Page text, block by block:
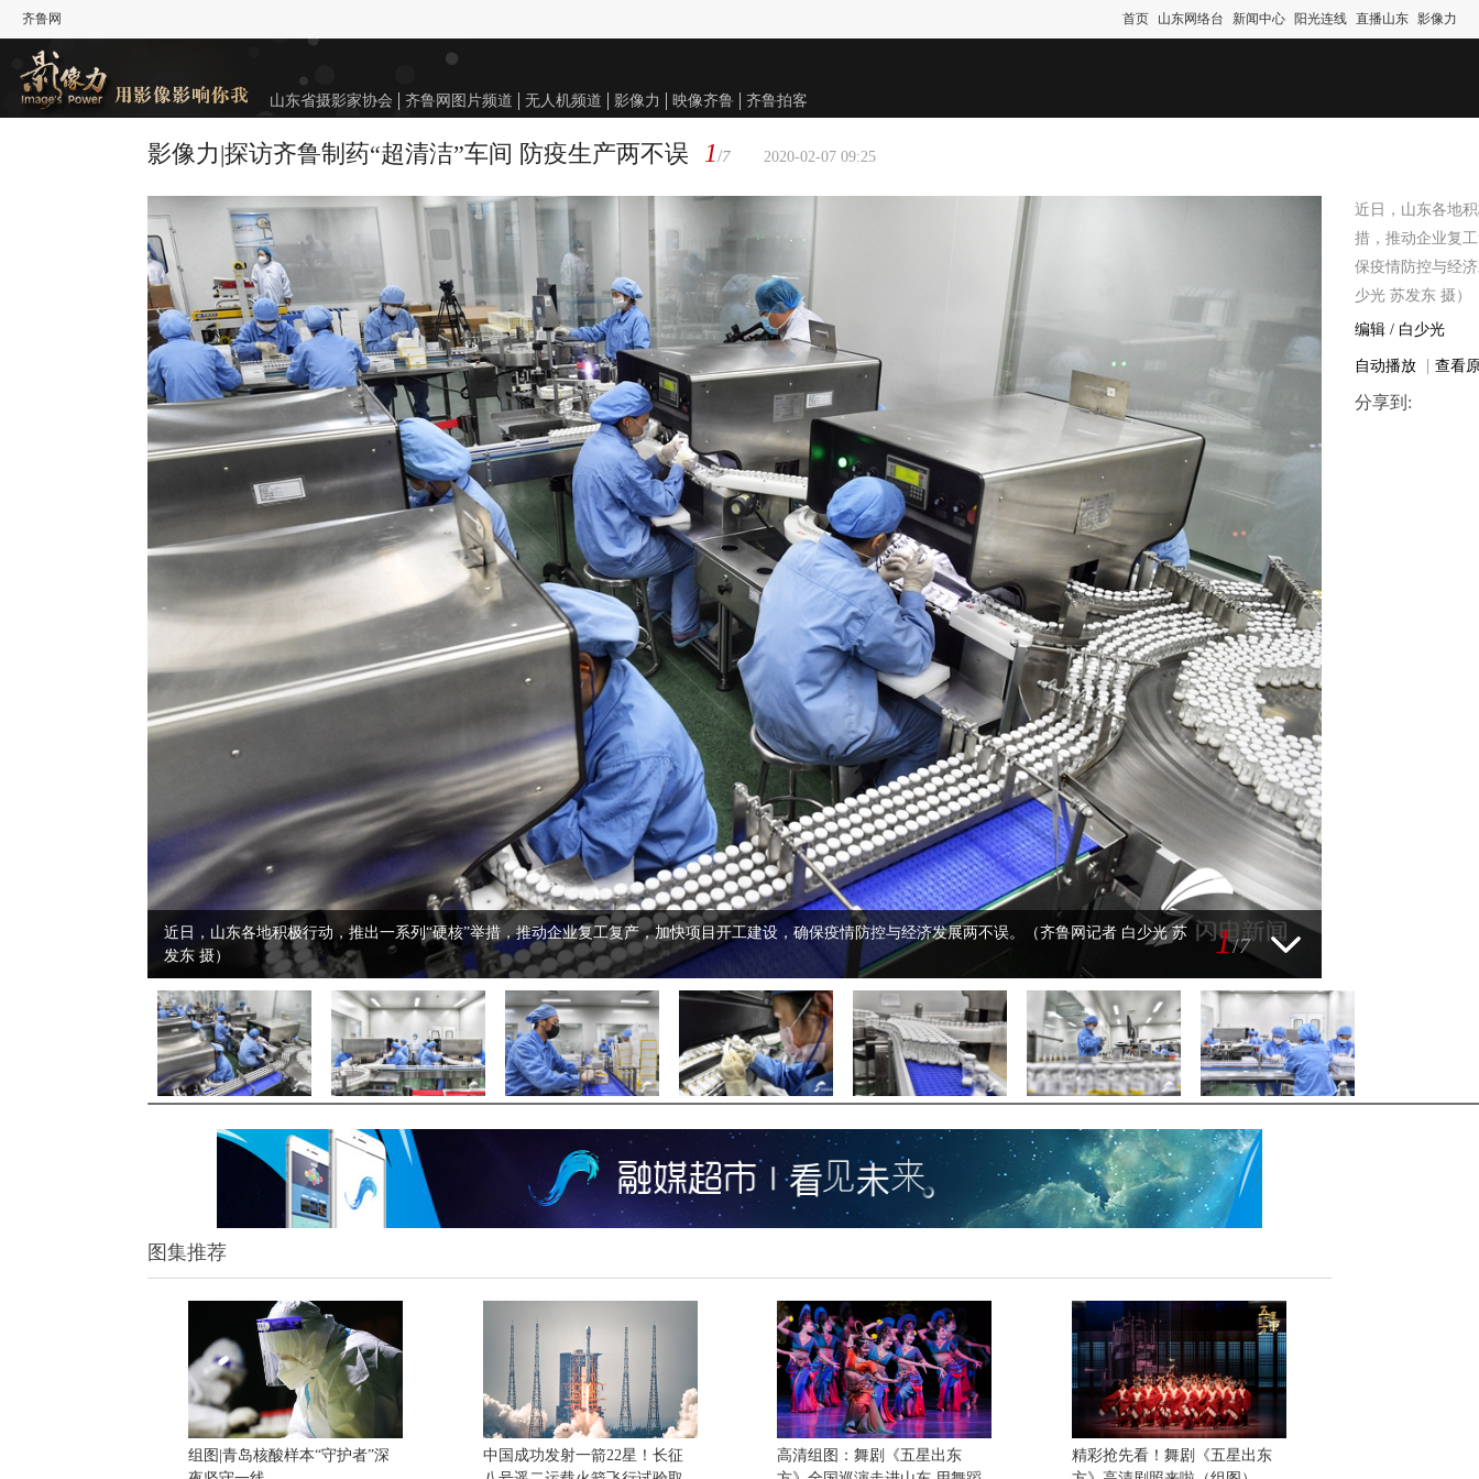
齐鲁网 首页 山东网络台 新闻中心 阳光连线 直播山东 影像力
山东省摄影家协会 齐鲁网图片频道 无人机频道 影像力 映像齐鲁 齐鲁拍客
影像力|探访齐鲁制药“超清洁”车间 防疫生产两不误 1/7 2020-02-07 09:25
近日，山东各地积极行动，推出一系列“硬核”举措，推动企业复工复产，加快项目开工建设，确保疫情防控与经济发展两不误。（齐鲁网记者 白少光 苏
发东 摄）
1/7
近日，山东各地
措，推动企业复
保疫情防控与经
少光 苏发东 摄）
编辑 / 白少光
自动播放 | 查看
分享到:
图集推荐
组图|青岛核酸样本“守护者”深
中国成功发射一箭22星！长征
高清组图：舞剧《五星出东
精彩抢先看！舞剧《五星出东